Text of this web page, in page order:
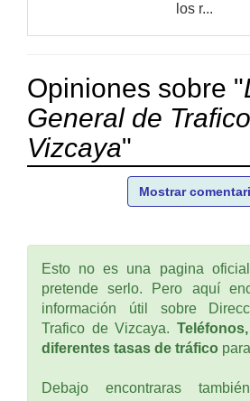
los r...
Opiniones sobre "
General de
Vizcaya"
Mostrar
Esto no es una pagina
pretende serlo. Pero aquí
información útil sobre
Trafico de Vizcaya.
diferentes tasas de tráfico
Debajo encontraras